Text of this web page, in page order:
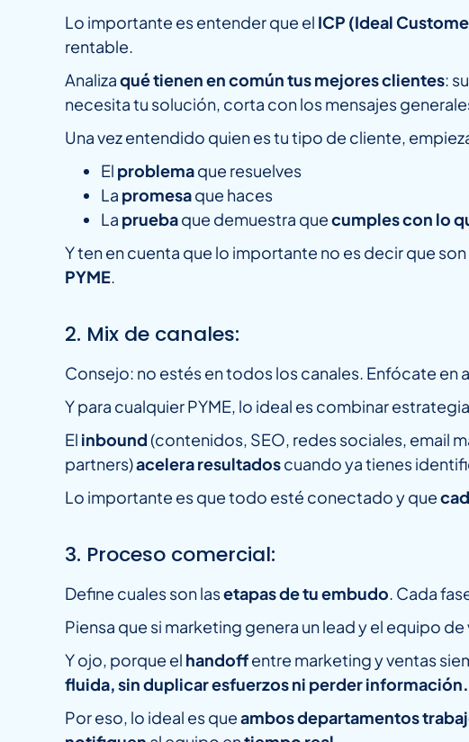
Lo importante es entender que el ICP (Ideal
rentable.
Analizaqué tienen en común tus mejores clientes:
necesita tu solución, corta con los mensajes
Una vez entendido quien es tu tipo de cliente,
El problemaque resuelves
La promesaque haces
La pruebaque demuestra quecumples con lo
Y ten en cuenta que lo importante no es decir que
PYME.
2. Mix de canales:
Consejo: no estés en todos los canales. Enfócate en
Y para cualquier PYME, lo ideal es combinar
El inbound(contenidos, SEO, redes sociales, email
partners)acelera resultadoscuando ya tienes
Lo importante es que todo esté conectado y que
3. Proceso comercial:
Define cuales son lasetapas de tu embudo. Cada
Piensa que si marketing genera un lead y el equipo
Y ojo, porque el handoffentre marketing y ventas
fluida, sin duplicar esfuerzos ni perder información.
Por eso, lo ideal es queambos departamentos